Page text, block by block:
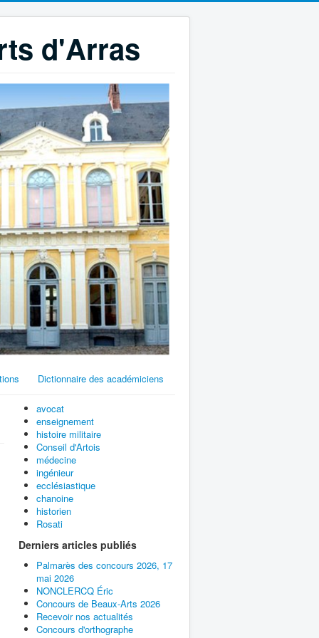
d'Arras
Dictionnaire des académiciens
avocat
enseignement
histoire militaire
Conseil d'Artois
médecine
ingénieur
ecclésiastique
chanoine
historien
Rosati
Derniers articles publiés
Palmarès des concours 2026, 17
mai 2026
NONCLERCQ Éric
Concours de Beaux-Arts 2026
Recevoir nos actualités
Concours d'orthographe